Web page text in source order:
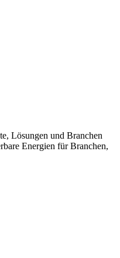
Lösungen und Branchen
Energien für Branchen,